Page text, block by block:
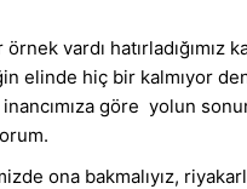
vardı hatırladığımız
elinde hiç bir kalmıyor
göre yolun
ona bakmalıyız,